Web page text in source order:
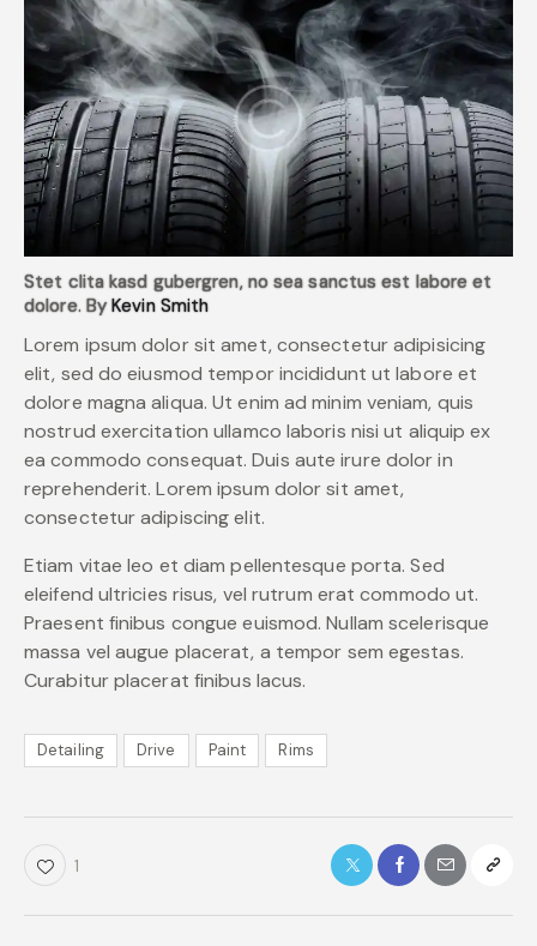
Stet clita kasd gubergren, no sea sanctus est labore et
dolore. ByKevin Smith
Lorem ipsum dolor sit amet, consectetur adipisicing
elit, sed do eiusmod tempor incididunt ut labore et
dolore magna aliqua. Ut enim ad minim veniam, quis
nostrud exercitation ullamco laboris nisi ut aliquip ex
ea commodo consequat. Duis aute irure dolor in
reprehenderit. Lorem ipsum dolor sit amet,
consectetur adipiscing elit.
Etiam vitae leo et diam pellentesque porta. Sed
eleifend ultricies risus, vel rutrum erat commodo ut.
Praesent finibus congue euismod. Nullam scelerisque
massa vel augue placerat, a tempor sem egestas.
Curabitur placerat finibus lacus.
Detailing Drive Paint Rims
1